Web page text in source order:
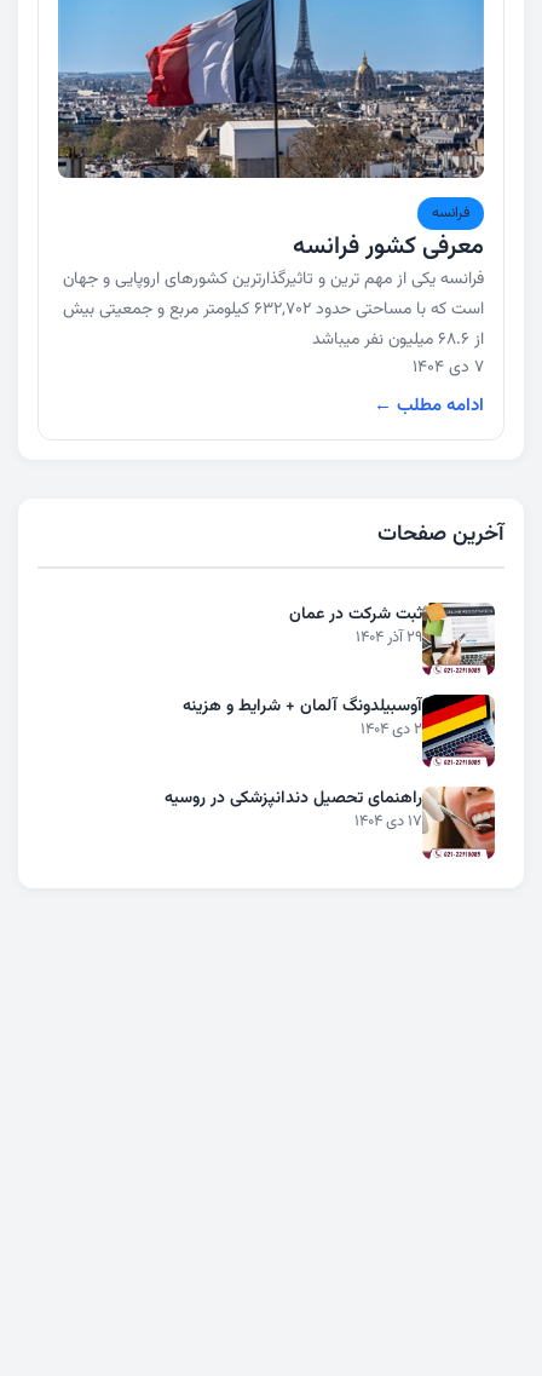
فرانسه
معرفی کشور فرانسه
فرانسه یکی از مهم ترین و تاثیرگذارترین کشورهای اروپایی و جهان
است که با مساحتی حدود 632,702 کیلومتر مربع و جمعیتی بیش
از 68.6 میلیون نفر میباشد
7 دی 1404
ادامه مطلب ←
آخرین صفحات
ثبت شرکت در عمان
29 آذر 1404
آوسبیلدونگ آلمان + شرایط و هزینه
2 دی 1404
راهنمای تحصیل دندانپزشکی در روسیه
17 دی 1404